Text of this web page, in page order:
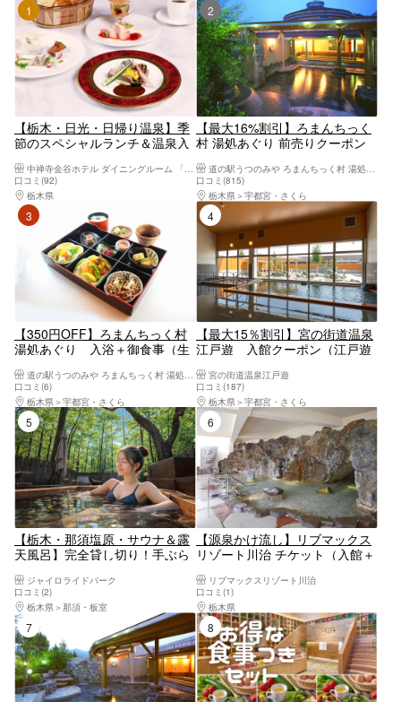
1位
【栃木・日光・日帰り温泉】季
節のスペシャルランチ＆温泉入
中禅寺金谷ホテル ダイニングルーム 「みずなら」
口コミ(92)
栃木県
日光・霧降高原・奥日光・中禅寺湖・今市
2位
【最大16%割引】ろまんちっく
村 湯処あぐり 前売りクーポン
道の駅うつのみや ろまんちっく村 湯処あぐり
口コミ(815)
栃木県
宇都宮・さくら
【350円OFF】ろまんちっく村
湯処あぐり 入浴＋御食事（生
膳）
口コミ(6)
栃木県
宇都宮・さくら
4位
【最大15％割引】宮の街道温泉
江戸遊 入館クーポン（江戸遊
スタオル付）
宮の街道温泉江戸遊
口コミ(187)
栃木県
宇都宮・さくら
5位
【栃木・那須塩原・サウナ＆露
天風呂】完全貸し切り！手ぶら
覚！日帰りで楽しめる最高なサ
ウナと露天風呂
ジャイロライドパーク
口コミ(2)
栃木県
那須・板室
6位
【源泉かけ流し】リブマックス
リゾート川治 チケット（入館＋
リブマックスリゾート川治
口コミ(1)
栃木県
8位